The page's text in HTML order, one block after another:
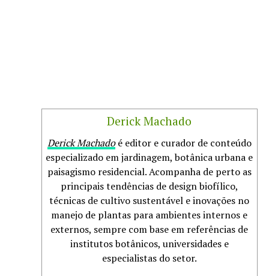
Derick Machado
Derick Machadoé editor e curador de conteúdo
especializado em jardinagem, botânica urbana e
paisagismo residencial. Acompanha de perto as
principais tendências de design biofílico,
técnicas de cultivo sustentável e inovações no
manejo de plantas para ambientes internos e
externos, sempre com base em referências de
institutos botânicos, universidades e
especialistas do setor.